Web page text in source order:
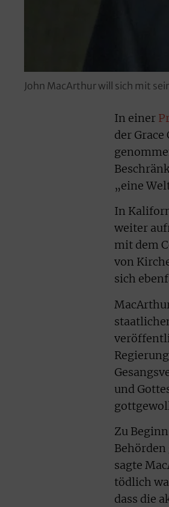
John MacArthur will sich mit
In einer
der
„eine
In
weiter
mit dem
von
sich
und
Zu
sagte
tödlich
dass die